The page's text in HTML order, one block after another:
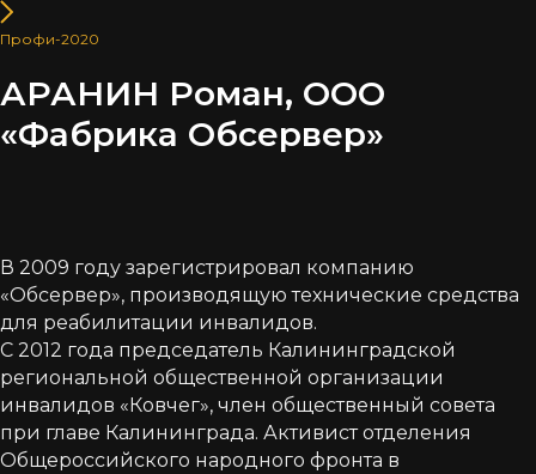
Профи-2020
АРАНИН Роман, ООО
«Фабрика Обсервер»
В 2009 году зарегистрировал компанию
«Обсервер», производящую технические средства
для реабилитации инвалидов.
С 2012 года председатель Калининградской
региональной общественной организации
инвалидов «Ковчег», член общественный совета
при главе Калининграда. Активист отделения
Общероссийского народного фронта в